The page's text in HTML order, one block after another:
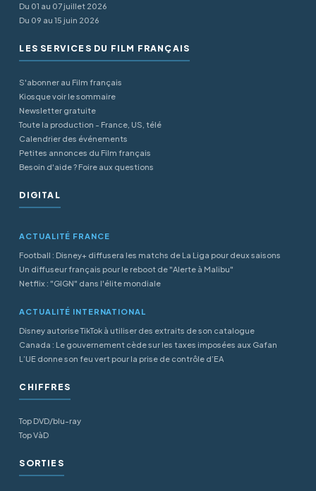
Du 01 au 07 juillet 2026
Du 09 au 15 juin 2026
LES SERVICES DU FILM FRANÇAIS
S'abonner au Film français
Kiosque voir le sommaire
Newsletter gratuite
Toute la production - France, US, télé
Calendrier des événements
Petites annonces du Film français
Besoin d'aide ? Foire aux questions
DIGITAL
ACTUALITÉ FRANCE
Football : Disney+ diffusera les matchs de La Liga pour deux saisons
Un diffuseur français pour le reboot de "Alerte à Malibu"
Netflix : "GIGN" dans l'élite mondiale
ACTUALITÉ INTERNATIONAL
Disney autorise TikTok à utiliser des extraits de son catalogue
Canada : Le gouvernement cède sur les taxes imposées aux Gafan
L’UE donne son feu vert pour la prise de contrôle d’EA
CHIFFRES
Top DVD/blu-ray
Top VàD
SORTIES